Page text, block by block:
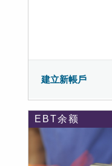
建立新帳戶
EBT余额